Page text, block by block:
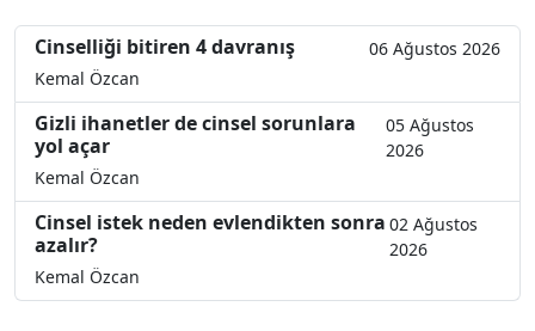
Cinselliği bitiren 4 davranış
06 Ağustos 2026
Kemal Özcan
Gizli ihanetler de cinsel sorunlara
yol açar
05 Ağustos
2026
Kemal Özcan
Cinsel istek neden evlendikten sonra
azalır?
02 Ağustos
2026
Kemal Özcan